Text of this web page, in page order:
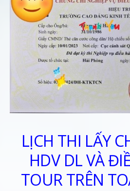
LỊCH THI LẤY
HDV DL VÀ
TOUR TRÊN